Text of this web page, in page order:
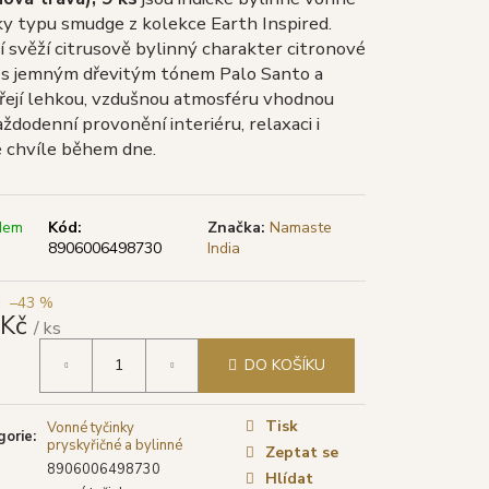
typu smudge z kolekce Earth Inspired.
svěží citrusově bylinný charakter citronové
jemným dřevitým tónem Palo Santo a
lehkou, vzdušnou atmosféru vhodnou
provonění interiéru, relaxaci i
chvíle během dne.
Kód:
8906006498730
Značka:Namaste
India
–43 %
/ ks
DO KOŠÍKU
: Vonné tyčinky
pryskyřičné a bylinné
8906006498730
Tisk
Zeptat se
Hlídat
ŠALVĚJ), 15 G